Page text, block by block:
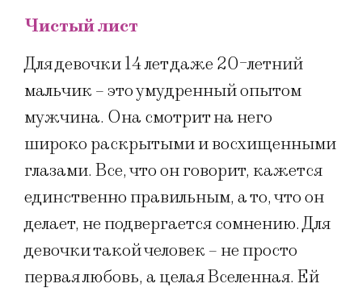
Чистый лист
Для девочки 14 лет даже 20-летний
мальчик – это умудренный опытом
мужчина. Она смотрит на него
широко раскрытыми и восхищенными
глазами. Все, что он говорит, кажется
единственно правильным, а то, что он
делает, не подвергается сомнению. Для
девочки такой человек – не просто
первая любовь, а целая Вселенная. Ей